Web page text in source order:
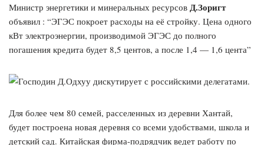
Министр энергетики и минеральных ресурсов Д.Зоригт
объявил : “ЭГЭС покроет расходы на её стройку. Цена одного
кВт электроэнергии, производимой ЭГЭС до полного
погашения кредита будет 8,5 центов, а после 1,4 — 1,6 цента”
Для более чем 80 семей, расселенных из деревни Хантай,
будет построена новая деревня со всеми удобствами, школа и
детский сад. Китайская фирма-подрядчик ведет работу по